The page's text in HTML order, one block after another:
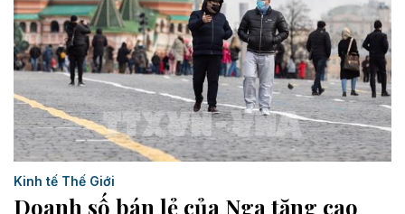
Kinh tế Thế Giới
Doanh số bán lẻ của Nga tăng cao